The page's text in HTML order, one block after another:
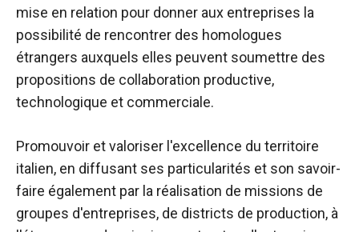
mise en relation pour donner aux entreprises la
possibilité de rencontrer des homologues
étrangers auxquels elles peuvent soumettre des
propositions de collaboration productive,
technologique et commerciale.
Promouvoir et valoriser l'excellence du territoire
italien, en diffusant ses particularités et son savoir-
faire également par la réalisation de missions de
groupes d'entreprises, de districts de production, à